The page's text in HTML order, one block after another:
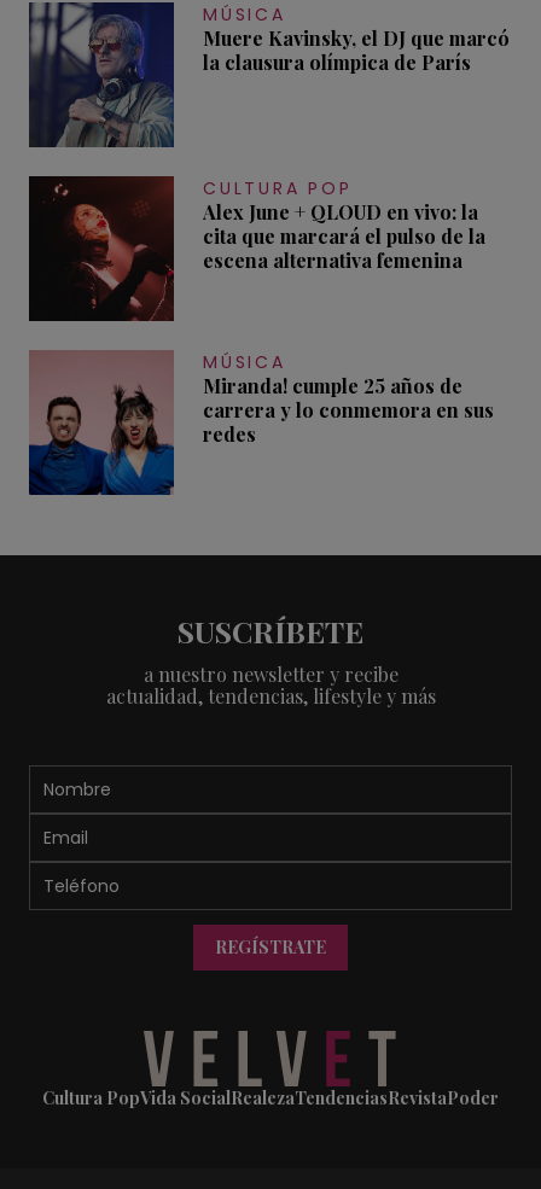
MÚSICA
Muere Kavinsky, el DJ que marcó
la clausura olímpica de París
CULTURA POP
Alex June + QLOUD en vivo: la
cita que marcará el pulso de la
escena alternativa femenina
MÚSICA
Miranda! cumple 25 años de
carrera y lo conmemora en sus
redes
SUSCRÍBETE
a nuestro newsletter y recibe
actualidad, tendencias, lifestyle y más
REGÍSTRATE
Cultura PopVida SocialRealezaTendenciasRevistaPoder